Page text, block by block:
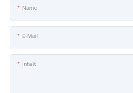
Name
E-Mail
Inhalt